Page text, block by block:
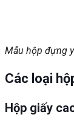
Mẫu hộp đựng
Các loại
Hộp giấy